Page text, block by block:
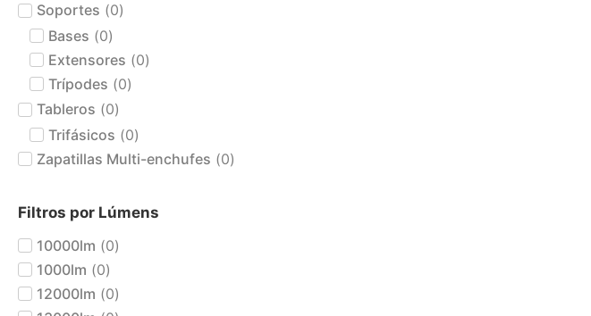
Soportes (0)
Bases (0)
Extensores (0)
Trípodes (0)
Tableros (0)
Trifásicos (0)
Zapatillas Multi-enchufes (0)
Filtros por Lúmens
10000lm (0)
1000lm (0)
12000lm (0)